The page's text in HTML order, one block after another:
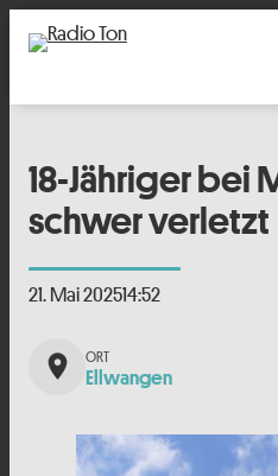
18-Jähriger bei
schwer verletzt
21. Mai 202514:52
place Ellwangen